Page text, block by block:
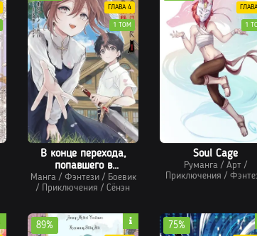
В конце перехода,
попавшего в
пространственный
разлом
Манга/ Фэнтези/ Боевик
/
Приключения / Сёнэн
ГЛАВА 4
1 ТОМ
Soul Cage
Руманга/ Арт/
Приключения /
1
89% 75%